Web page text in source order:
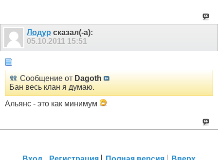
Лодур сказал(-а):
05.10.2011 15:51
Сообщение от Dagoth
Бан весь клан я думаю.
Альянс - это как минимум